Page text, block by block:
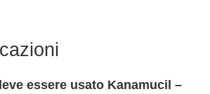
essere usato Kanamucil –